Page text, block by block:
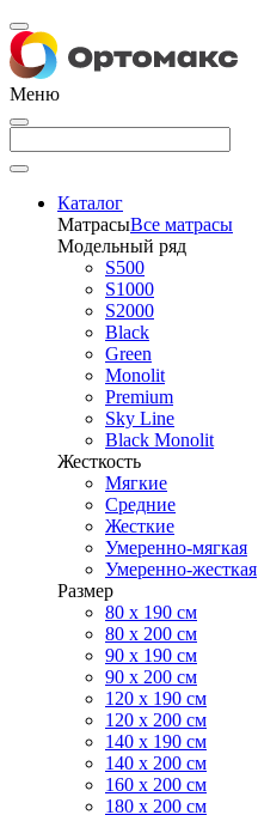
Меню
Каталог
МатрасыВсе матрасы
Модельный ряд
S500
S1000
S2000
Black
Green
Monolit
Premium
Sky Line
Black Monolit
Жесткость
Мягкие
Средние
Жесткие
Умеренно-мягкая
Умеренно-жесткая
Размер
80 х 190 см
80 х 200 см
90 х 190 см
90 х 200 см
120 х 190 см
120 х 200 см
140 х 190 см
140 х 200 см
160 х 200 см
180 х 200 см